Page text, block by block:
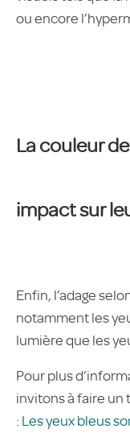
ou encore
La couleur
impact sur
Enfin, l’adage
notamment les
lumière que les
Pour plus
invitons à faire un
: Les yeux bleus